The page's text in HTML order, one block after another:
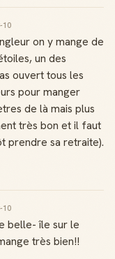
10
on y mange de
un des
ouvert tous les
pour manger
de là mais plus
très bon et il faut
prendre sa retraite).
10
belle- île sur le
très bien!!